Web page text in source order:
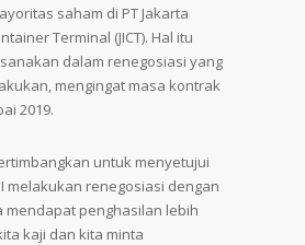
saham di PT Jakarta
Terminal (JICT). Hal itu
dalam renegosiasi yang
mengingat masa kontrak
2019.
untuk menyetujui
melakukan renegosiasi dengan
mendapat penghasilan lebih
kaji dan kita minta